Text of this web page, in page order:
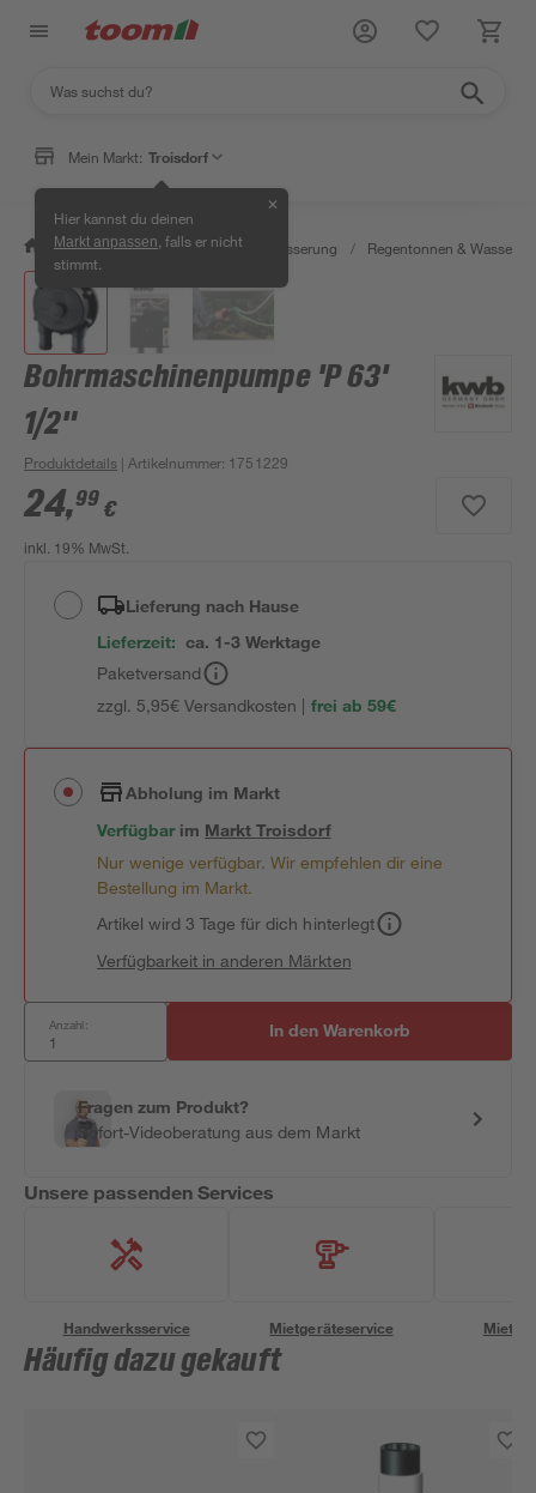
Mein Markt: Troisdorf
Hier kannst du deinen
Markt anpassen , falls er nicht
stimmt.
✕
/ Garten & Freizeit / Gartenbewässerung / Regentonnen &
Bohrmaschinenpumpe 'P 63'
1/2"
Produktdetails | Artikelnummer: 1751229
24,99 €
inkl. 19% MwSt.
Lieferung nach Hause
Lieferzeit: ca. 1-3 Werktage
Paketversand
zzgl. 5,95€ Versandkosten | frei ab 59€
Abholung im Markt
Verfügbar im MarktTroisdorf
Nur wenige verfügbar. Wir empfehlen dir eine
Bestellung im Markt.
Artikel wird 3 Tage für dich hinterlegt
Verfügbarkeit in anderen Märkten
Anzahl: In den Warenkorb
Fragen zum Produkt?
Sofort-Videoberatung aus dem Markt
Unsere passenden Services
Handwerksservice Mietgeräteservice
Häufig dazu gekauft